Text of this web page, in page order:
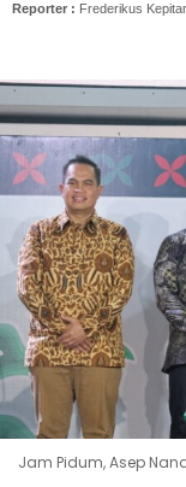
Reporter : Frederikus
Jam Pidum, Asep